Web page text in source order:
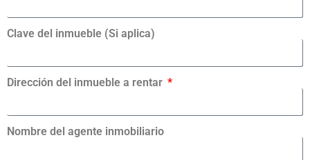
Clave del inmueble (Si aplica)
Dirección del inmueble a rentar
Nombre del agente inmobiliario